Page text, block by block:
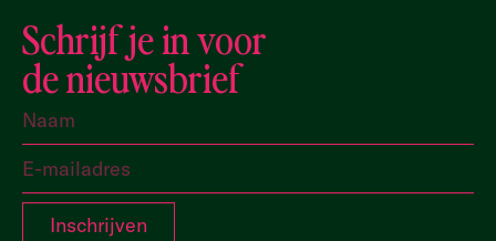
Schrijf je in voor
de nieuwsbrief